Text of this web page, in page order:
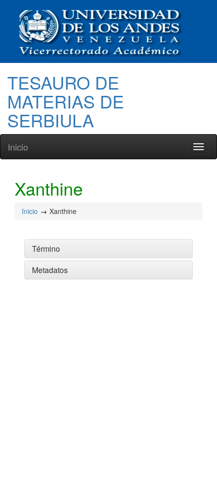
TESAURO DE
MATERIAS DE
SERBIULA
Inicio
Xanthine
Inicio Xanthine
Término
Metadatos